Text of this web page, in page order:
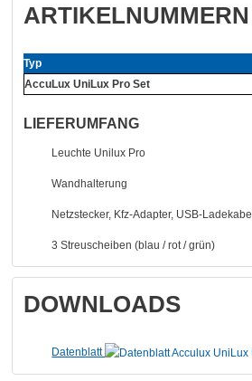
ARTIKELNUMMERN
Typ
AccuLux UniLux Pro Set
LIEFERUMFANG
Leuchte Unilux Pro
Wandhalterung
Netzstecker, Kfz-Adapter, USB-Ladekabel
3 Streuscheiben (blau / rot / grün)
DOWNLOADS
Datenblatt